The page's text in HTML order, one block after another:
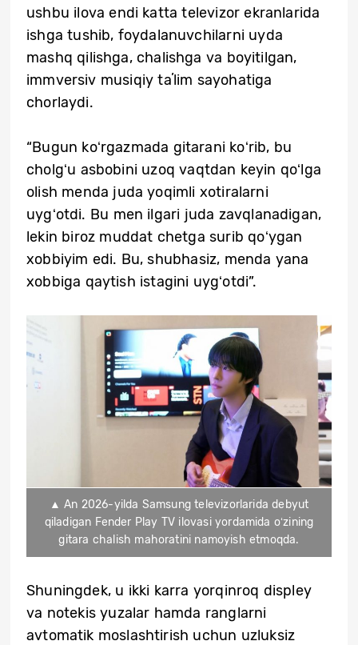
ushbu ilova endi katta televizor ekranlarida
ishga tushib, foydalanuvchilarni uyda
mashq qilishga, chalishga va boyitilgan,
immversiv musiqiy taʼlim sayohatiga
chorlaydi.
“Bugun koʻrgazmada gitarani koʻrib, bu
cholgʻu asbobini uzoq vaqtdan keyin qoʻlga
olish menda juda yoqimli xotiralarni
uygʻotdi. Bu men ilgari juda zavqlanadigan,
lekin biroz muddat chetga surib qoʻygan
xobbiyim edi. Bu, shubhasiz, menda yana
xobbiga qaytish istagini uygʻotdi”.
▲ An 2026-yilda Samsung televizorlarida debyut
qiladigan Fender Play TV ilovasi yordamida oʻzining
gitara chalish mahoratini namoyish etmoqda.
Shuningdek, u ikki karra yorqinroq displey
va notekis yuzalar hamda ranglarni
avtomatik moslashtirish uchun uzluksiz